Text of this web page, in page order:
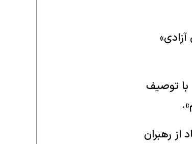
با توصیف
از رهبران